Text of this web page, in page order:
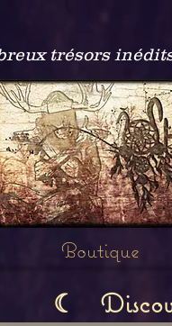
trésors
Boutique
☾